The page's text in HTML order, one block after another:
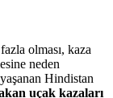
olması, kaza
neden
Hindistan
uçak kazaları